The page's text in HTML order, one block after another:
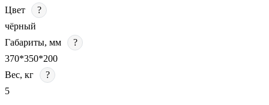
Цвет
?
чёрный
Габариты, мм
?
370*350*200
Вес, кг
?
5